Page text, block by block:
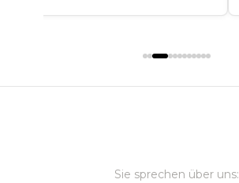
Sie sprechen über uns: